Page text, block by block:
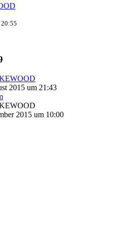
2015 um 21:43
2015 um 10:00